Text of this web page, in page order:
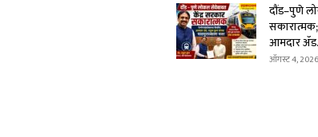
दौंड–पुणे
आमदार
ऑगस्ट 4, 2026